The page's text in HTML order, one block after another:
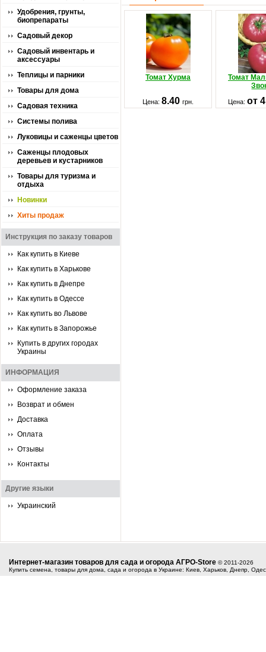
Удобрения, грунты,
биопрепараты
Садовый декор
Садовый инвентарь и
аксессуары
Теплицы и парники
Товары для дома
Садовая техника
Системы полива
Луковицы и саженцы цветов
Саженцы плодовых
деревьев и кустарников
Товары для туризма и
отдыха
Новинки
Хиты продаж
Инструкция по заказу товаров
Как купить в Киеве
Как купить в Харькове
Как купить в Днепре
Как купить в Одессе
Как купить во Львове
Как купить в Запорожье
Купить в других городах
Украины
ИНФОРМАЦИЯ
Оформление заказа
Возврат и обмен
Доставка
Оплата
Отзывы
Контакты
Другие языки
Украинский
Томат Хурма
Томат
Цена: 8.40 грн. Цена: от
Интернет-магазин товаров для сада и огорода АГРО-Store © 2011-2026
Купить семена, товары для дома, сада и огорода в Украине: Киев, Харьков, Днепр,